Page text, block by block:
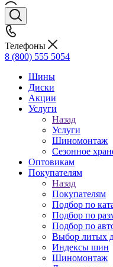
Телефоны
8 (800) 555 5054
Шины
Диски
Акции
Услуги
Назад
Услуги
Шиномонтаж
Сезонное
Оптовикам
Покупателям
Назад
Покупателям
Подбор по
Подбор по
Подбор по
Выбор литых
Индексы шин
Шиномонтаж